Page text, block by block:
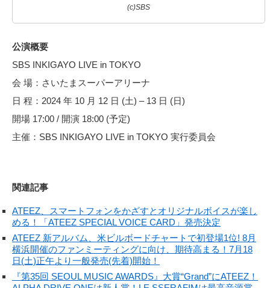
(c)SBS
公演概要
SBS INKIGAYO LIVE in TOKYO
会 場：さいたまスーパーアリーナ
日 程：2024 年 10 月 12 日 (土) – 13 日 (日)
開場 17:00 / 開演 18:00 (予定)
主催：SBS INKIGAYO LIVE in TOKYO 実⾏委員会
関連記事
ATEEZ、スマートフォンをかざすとオリジナルボイスが楽し
める！「ATEEZ SPECIAL VOICE CARD」発売決定
ATEEZ 新アルバム、米ビルボードチャートで初登場1位! 8月
横浜開催のファンミーティングに向け、期待高まる！7月18
日(土)正午より一般発売(先着)開始！
『第35回 SEOUL MUSIC AWARDS』大賞“Grand”にATEEZ！